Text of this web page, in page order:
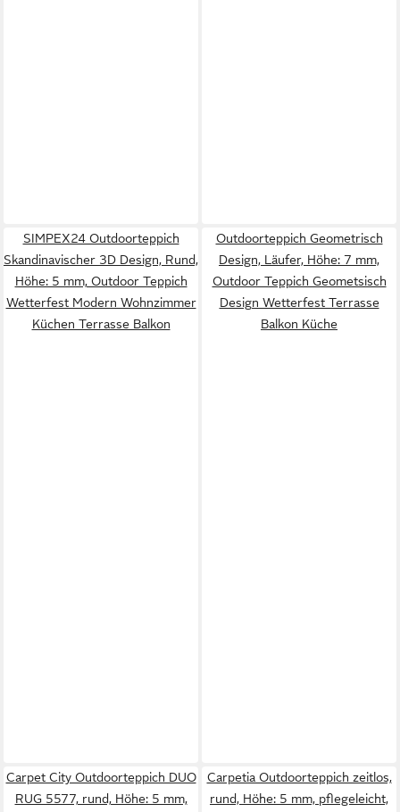
SIMPEX24 Outdoorteppich
Skandinavischer 3D Design, Rund,
Höhe: 5 mm, Outdoor Teppich
Wetterfest Modern Wohnzimmer
Küchen Terrasse Balkon
Outdoorteppich Geometrisch
Design, Läufer, Höhe: 7 mm,
Outdoor Teppich Geometsisch
Design Wetterfest Terrasse
Balkon Küche
Carpet City Outdoorteppich DUO
RUG 5577, rund, Höhe: 5 mm,
Carpetia Outdoorteppich zeitlos,
rund, Höhe: 5 mm, pflegeleicht,